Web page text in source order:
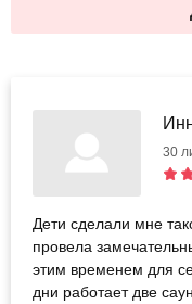
30
Дети сделали мне
провела
этим временем для
дни работает две